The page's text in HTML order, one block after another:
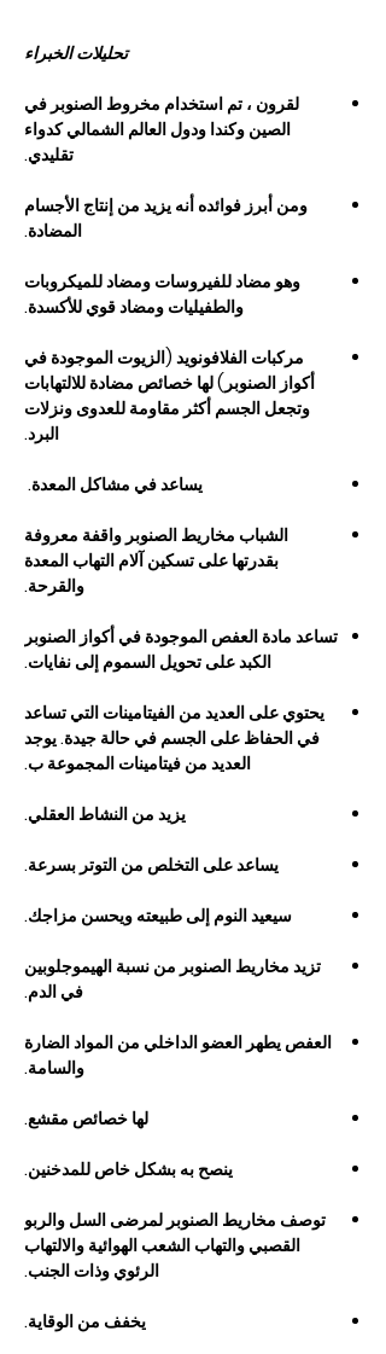
تحليلات الخبراء
لقرون ، تم استخدام مخروط الصنوبر في
الصين وكندا ودول العالم الشمالي كدواء
تقليدي.
ومن أبرز فوائده أنه يزيد من إنتاج الأجسام
المضادة.
وهو مضاد للفيروسات ومضاد للميكروبات
والطفيليات ومضاد قوي للأكسدة.
مركبات الفلافونويد (الزيوت الموجودة في
أكواز الصنوبر) لها خصائص مضادة للالتهابات
وتجعل الجسم أكثر مقاومة للعدوى ونزلات
البرد.
يساعد في مشاكل المعدة. ​
الشباب مخاريط الصنوبر واقفة​​ معروفة
بقدرتها على تسكين آلام التهاب المعدة
والقرحة.
تساعد مادة العفص الموجودة في أكواز الصنوبر
الكبد على تحويل السموم إلى نفايات.
يحتوي على العديد من الفيتامينات التي تساعد
في الحفاظ على الجسم في حالة جيدة. يوجد
العديد من فيتامينات المجموعة ب.
يزيد من النشاط العقلي.
يساعد على التخلص من التوتر بسرعة.
سيعيد النوم إلى طبيعته ويحسن مزاجك.
تزيد مخاريط الصنوبر من نسبة الهيموجلوبين
في الدم.
العفص يطهر العضو الداخلي من المواد الضارة
والسامة.
لها خصائص مقشع.
ينصح به بشكل خاص للمدخنين.
توصف مخاريط الصنوبر لمرضى السل والربو
القصبي والتهاب الشعب الهوائية والالتهاب
الرئوي وذات الجنب.
يخفف من الوقاية.